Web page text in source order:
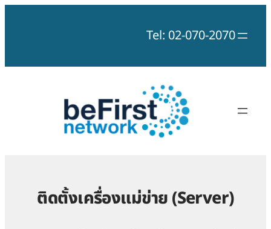
Tel: 02-070-2070
ติดตั้งเครื่องแม่ข่าย (Server)